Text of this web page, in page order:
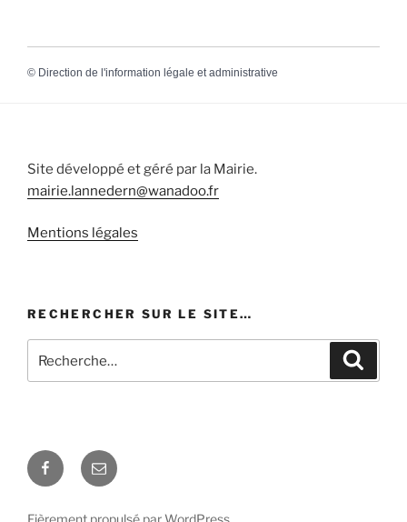
© Direction de l'information légale et administrative
Site développé et géré par la Mairie.
mairie.lannedern@wanadoo.fr
Mentions légales
RECHERCHER SUR LE SITE…
pour
Facebook
E-
mail